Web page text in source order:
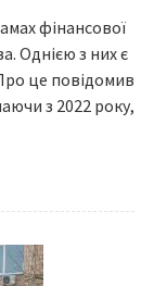
фінансової
Однією з них є
це повідомив
з 2022 року,